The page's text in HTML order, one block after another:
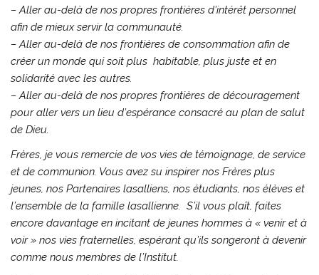
–Aller au-delà de nos propres frontières d’intérêt personnel
afin de mieux servir la communauté.
–Aller au-delà de nos frontières de consommation afin de
créer un monde qui soit plus habitable, plus juste et en
solidarité avec les autres.
– Aller au-delà de nos propres frontières de découragement
pour aller vers un lieu d’espérance consacré au plan de salut
de Dieu.
Frères, je vous remercie de vos vies de témoignage, de service
et de communion. Vous avez su inspirer nos Frères plus
jeunes, nos Partenaires lasalliens, nos étudiants, nos élèves et
l’ensemble de la famille lasallienne. S’il vous plaît, faites
encore davantage en incitant de jeunes hommes à « venir et à
voir » nos vies fraternelles, espérant qu’ils songeront à devenir
comme nous membres de l’Institut.